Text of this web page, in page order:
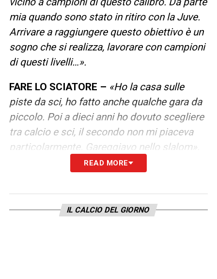
mia quando sono stato in ritiro con la Juve.
Arrivare a raggiungere questo obiettivo è un
sogno che si realizza, lavorare con campioni
di questi livelli…».
FARE LO SCIATORE – «Ho la casa sulle
piste da sci, ho fatto anche qualche gara da
piccolo. Poi a dieci anni ho dovuto scegliere
tra calcio e sci, il secondo non mi piaceva
particolarmente. Gareggiavo nello slalom».
GIOCARE DA BRACCETTO – «Ricoprire
mie caratteristiche sono di spinta e di
difesa, ma lo scorso anno ho giocato in
READ MORE
IL CALCIO DEL GIORNO